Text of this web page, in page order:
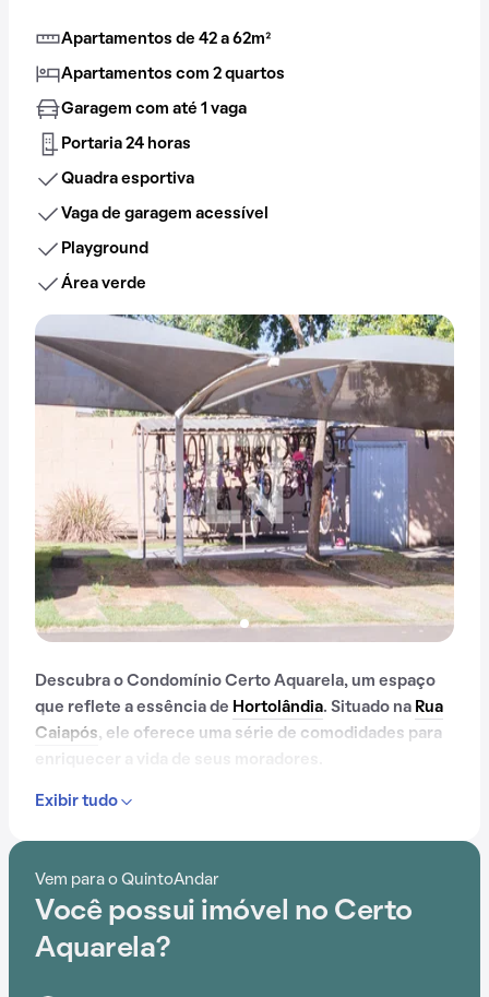
Apartamentos de 42 a 62m²
Apartamentos com 2 quartos
Garagem com até 1 vaga
Portaria 24 horas
Quadra esportiva
Vaga de garagem acessível
Playground
Área verde
Descubra o Condomínio Certo Aquarela, um espaço
que reflete a essência de Hortolândia. Situado na Rua
Caiapós, ele oferece uma série de comodidades para
passando por playground, o Condomínio Certo
segurança.
Exibir tudo
Vem para o QuintoAndar
Você possui imóvel no Certo
Aquarela?